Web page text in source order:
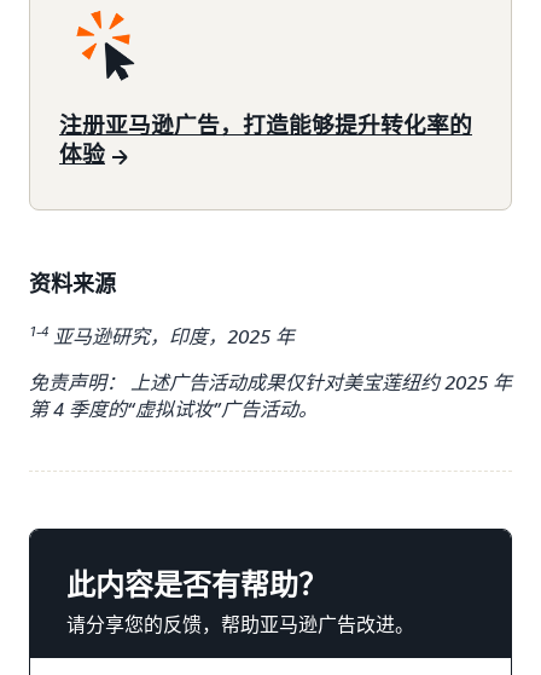
注册亚马逊广告，打造能够提升转化率的
体验
资料来源
1-4 亚马逊研究，印度，2025 年
免责声明： 上述广告活动成果仅针对美宝莲纽约 2025 年
第 4 季度的“虚拟试妆”广告活动。
此内容是否有帮助？
请分享您的反馈，帮助亚马逊广告改进。